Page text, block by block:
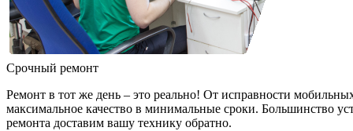
Срочный ремонт
Ремонт в тот же день – это реально! От исправности
максимальное качество в минимальные сроки. Большинство
ремонта доставим вашу технику обратно.